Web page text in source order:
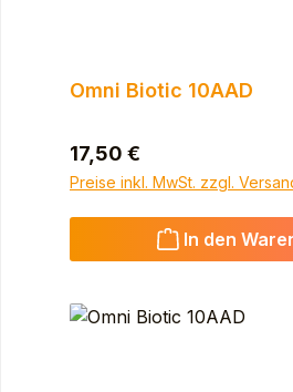
Omni Biotic 10AAD
Regulärer Preis:
17,50 €
Preise inkl. MwSt. zzgl.
In den